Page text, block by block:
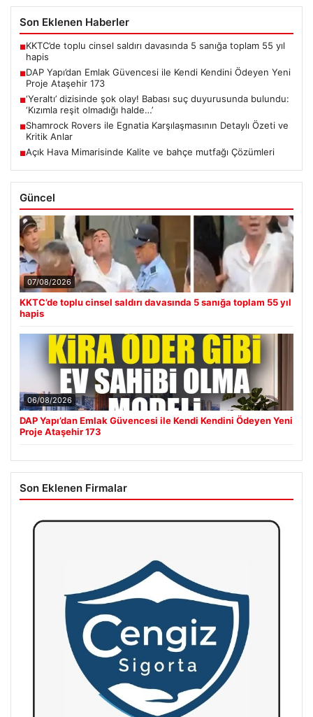
Son Eklenen Haberler
■KKTC’de toplu cinsel saldırı davasında 5 sanığa toplam 55 yıl
hapis
■DAP Yapı’dan Emlak Güvencesi ile Kendi Kendini Ödeyen Yeni
Proje Ataşehir 173
■‘Yeraltı’ dizisinde şok olay! Babası suç duyurusunda bulundu:
‘Kızımla reşit olmadığı halde…’
■Shamrock Rovers ile Egnatia Karşılaşmasının Detaylı Özeti ve
Kritik Anlar
■Açık Hava Mimarisinde Kalite ve bahçe mutfağı Çözümleri
Güncel
07/08/2026
KKTC’de toplu cinsel saldırı davasında 5 sanığa toplam 55 yıl
hapis
06/08/2026
DAP Yapı’dan Emlak Güvencesi ile Kendi Kendini Ödeyen Yeni
Proje Ataşehir 173
Son Eklenen Firmalar